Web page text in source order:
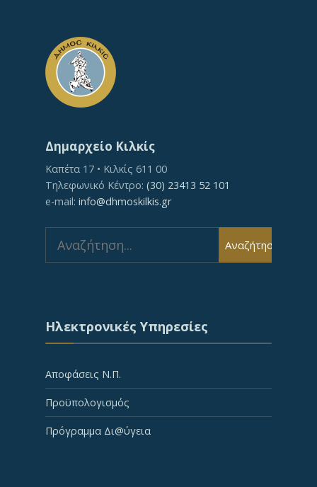
Δημαρχείο Κιλκίς
Καπέτα 17 • Κιλκίς 611 00
Τηλεφωνικό Κέντρο: (30) 23413 52 101
e-mail: info@dhmoskilkis.gr
for:
Αναζήτηση
Ηλεκτρονικές Υπηρεσίες
Αποφάσεις Ν.Π.
Προϋπολογισμός
Πρόγραμμα Δι@ύγεια